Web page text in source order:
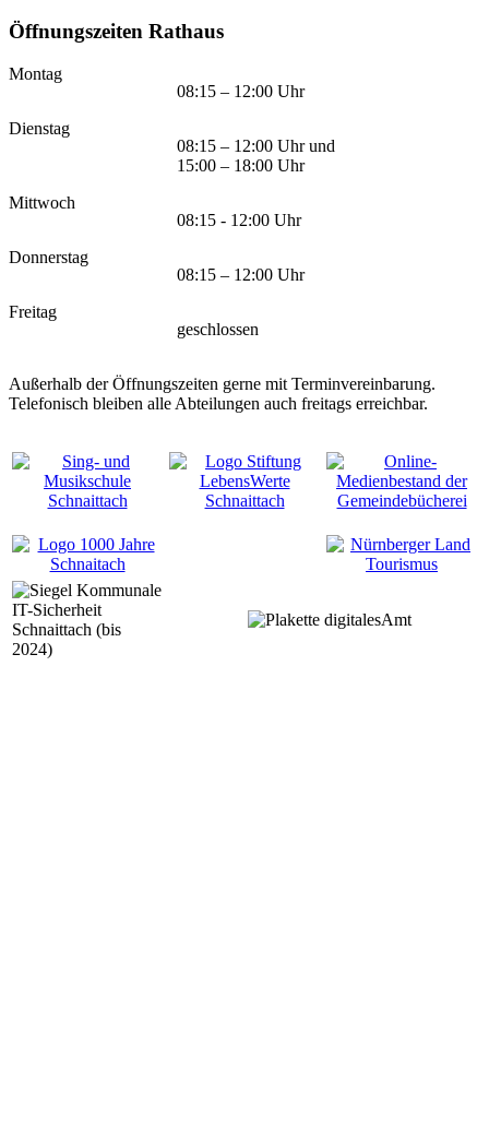
Öffnungszeiten Rathaus
Montag
08:15 – 12:00 Uhr
Dienstag
08:15 – 12:00 Uhr und
15:00 – 18:00 Uhr
Mittwoch
08:15 - 12:00 Uhr
Donnerstag
08:15 – 12:00 Uhr
Freitag
geschlossen
Außerhalb der Öffnungszeiten gerne mit Terminvereinbarung.
Telefonisch bleiben alle Abteilungen auch freitags erreichbar.